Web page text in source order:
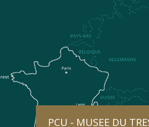
PCU - MUSEE DU